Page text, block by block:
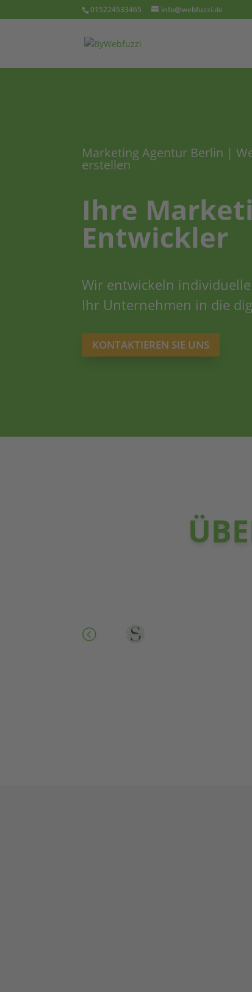
015224533465 info@webfuzzi.de
Marketing Agentur Berlin |
erstellen
Ihre
Entwickler
Wir entwickeln
Ihr Unternehmen in die
KONTAKTIEREN SIE UNS